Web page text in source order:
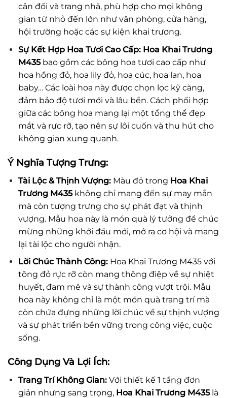
cân đối và trang nhã, phù hợp cho mọi không
gian từ nhỏ đến lớn như văn phòng, cửa hàng,
hội trường hoặc các sự kiện khai trương.
Sự Kết Hợp Hoa Tươi Cao Cấp: Hoa Khai Trương
M435bao gồm các bông hoa tươi cao cấp như
hoa hồng đỏ, hoa lily đỏ, hoa cúc, hoa lan, hoa
baby… Các loài hoa này được chọn lọc kỹ càng,
đảm bảo độ tươi mới và lâu bền. Cách phối hợp
giữa các bông hoa mang lại một tổng thể đẹp
mắt và rực rỡ, tạo nên sự lôi cuốn và thu hút cho
không gian xung quanh.
Ý Nghĩa Tượng Trưng:
Tài Lộc & Thịnh Vượng:Màu đỏ trong Hoa Khai
Trương M435không chỉ mang đến sự may mắn
mà còn tượng trưng cho sự phát đạt và thịnh
vượng. Mẫu hoa này là món quà lý tưởng để chúc
mừng những khởi đầu mới, mở ra cơ hội và mang
lại tài lộc cho người nhận.
Lời Chúc Thành Công:Hoa Khai Trương M435 với
tông đỏ rực rỡ còn mang thông điệp về sự nhiệt
huyết, đam mê và sự thành công vượt trội. Mẫu
hoa này không chỉ là một món quà trang trí mà
còn chứa đựng những lời chúc về sự thịnh vượng
và sự phát triển bền vững trong công việc, cuộc
sống.
Công Dụng Và Lợi Ích:
Trang Trí Không Gian:Với thiết kế 1 tầng đơn
giản nhưng sang trọng, Hoa Khai Trương M435là